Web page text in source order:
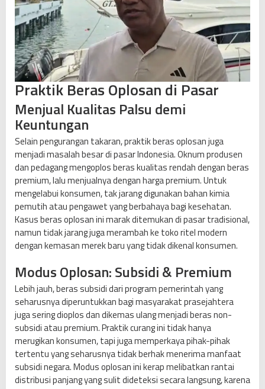
Praktik Beras Oplosan di Pasar
Menjual Kualitas Palsu demi
Keuntungan
Selain pengurangan takaran, praktik beras oplosan juga
menjadi masalah besar di pasar Indonesia. Oknum produsen
dan pedagang mengoplos beras kualitas rendah dengan beras
premium, lalu menjualnya dengan harga premium. Untuk
mengelabui konsumen, tak jarang digunakan bahan kimia
pemutih atau pengawet yang berbahaya bagi kesehatan.
Kasus beras oplosan ini marak ditemukan di pasar tradisional,
namun tidak jarang juga merambah ke toko ritel modern
dengan kemasan merek baru yang tidak dikenal konsumen.
Modus Oplosan: Subsidi & Premium
Lebih jauh, beras subsidi dari program pemerintah yang
seharusnya diperuntukkan bagi masyarakat prasejahtera
juga sering dioplos dan dikemas ulang menjadi beras non-
subsidi atau premium. Praktik curang ini tidak hanya
merugikan konsumen, tapi juga memperkaya pihak-pihak
tertentu yang seharusnya tidak berhak menerima manfaat
subsidi negara. Modus oplosan ini kerap melibatkan rantai
distribusi panjang yang sulit dideteksi secara langsung, karena